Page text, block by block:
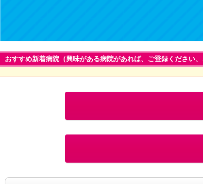
おすすめ新着病院（興味がある病院があれば、ご登録ください